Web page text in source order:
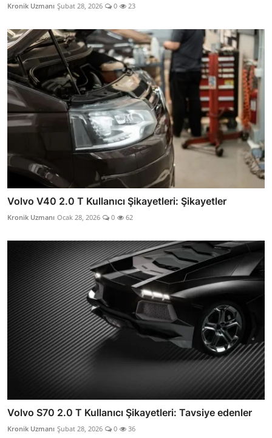
Kronik Uzmanı Şubat 28, 2026 0 23
Volvo V40 2.0 T Kullanıcı Şikayetleri: Şikayetler
Kronik Uzmanı Ocak 28, 2026 0 62
Volvo S70 2.0 T Kullanıcı Şikayetleri: Tavsiye edenler
Kronik Uzmanı Şubat 28, 2026 0 36